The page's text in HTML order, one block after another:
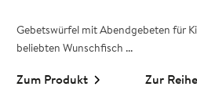
Gebetswürfel mit Abendgebeten für
beliebten Wunschfisch ...
Zum Produkt Zur Reihe